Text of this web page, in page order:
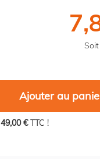
Ajouter au
49,00 €TTC !